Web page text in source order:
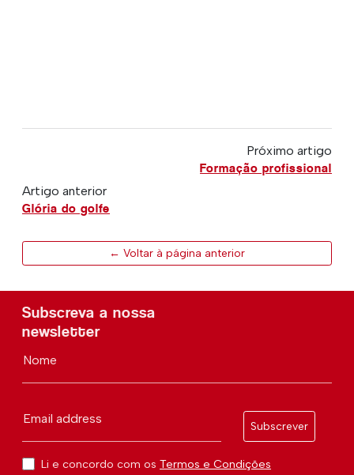
Próximo artigo
Formação profissional
Artigo anterior
Glória do golfe
← Voltar à página anterior
Subscreva a nossa
newsletter
Nome
Email address
Subscrever
Li e concordo com os Termos e Condições